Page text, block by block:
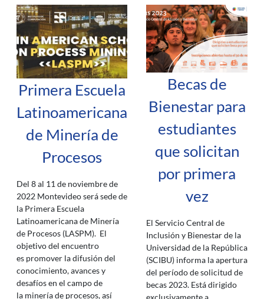
Primera Escuela
Latinoamericana
de Minería de
Procesos
Del 8 al 11 de noviembre de
2022 Montevideo será sede de
la Primera Escuela
Latinoamericana de Minería
de Procesos (LASPM). El
objetivo del encuentro
es promover la difusión del
conocimiento, avances y
desafíos en el campo de
la minería de procesos, así
Becas de
Bienestar para
estudiantes
que solicitan
por primera
vez
El Servicio Central de
Inclusión y Bienestar de la
Universidad de la República
(SCIBU) informa la apertura
del período de solicitud de
becas 2023. Está dirigido
exclusivamente a